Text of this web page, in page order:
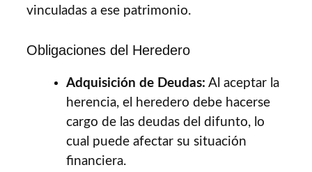
vinculadas a ese patrimonio.
Obligaciones del Heredero
Adquisición de Deudas: Al aceptar la
herencia, el heredero debe hacerse
cargo de las deudas del difunto, lo
cual puede afectar su situación
financiera.